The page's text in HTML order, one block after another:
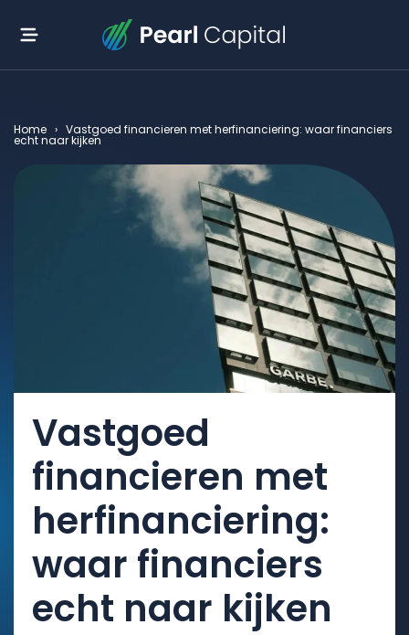
Home › Vastgoed financieren met herfinanciering: waar financiers
echt naar kijken
Vastgoed
financieren met
herfinanciering:
waar financiers
echt naar kijken